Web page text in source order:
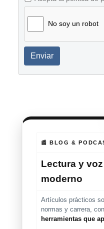
No soy un robot
Enviar
📰 BLOG &
Lectura y
moderno
Artículos prácticos
normas y carrera,
herramientas que